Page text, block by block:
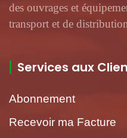
des ouvrages et
transport et de
Services aux
Abonnement
Recevoir ma Facture